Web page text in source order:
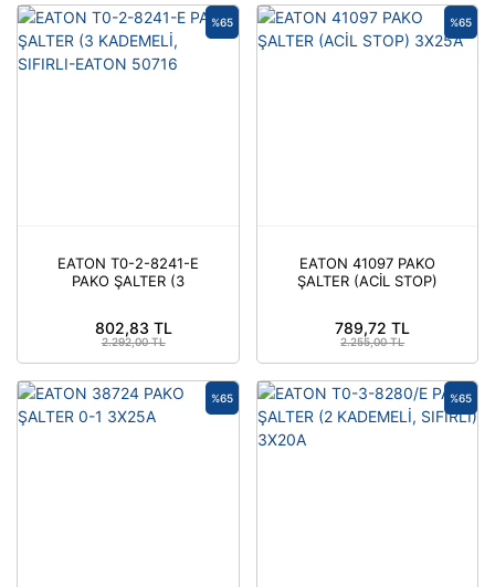
EATON T0-2-8241-E
PAKO ŞALTER (3
%65
802,83 TL
2.292,00 TL
EATON 41097 PAKO
ŞALTER (ACİL STOP)
%65
789,72 TL
2.255,00 TL
%65 %65